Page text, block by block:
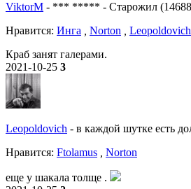
ViktorM - *** ***** - Старожил
Нравитcя: Инга , Norton , Leopoldovich
Краб занят галерами.
2021-10-25 3
Leopoldovich - в каждой шутке есть
Нравитcя: Ftolamus , Norton
еще у шакала толще .